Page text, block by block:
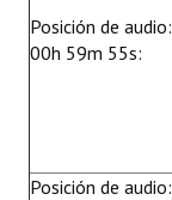
Posición de audio:
00h 59m 55s:
Posición de audio: